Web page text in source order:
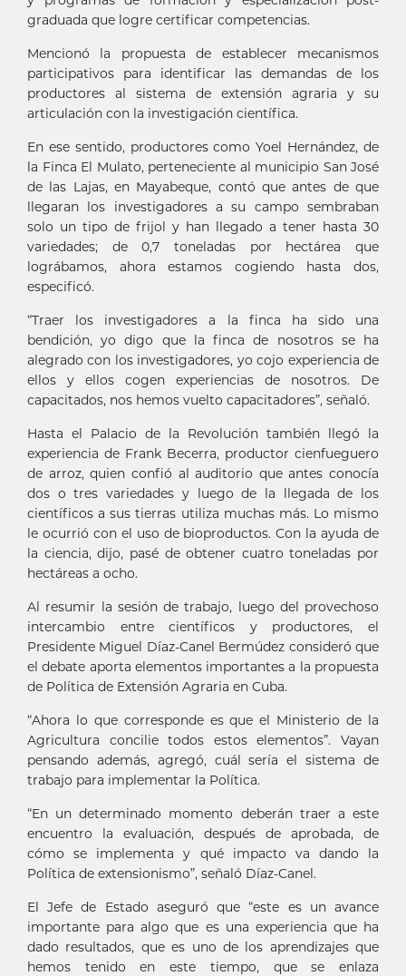
graduada que logre certificar competencias.
Mencionó la propuesta de establecer mecanismos
participativos para identificar las demandas de los
productores al sistema de extensión agraria y su
articulación con la investigación científica.
En ese sentido, productores como Yoel Hernández, de
la Finca El Mulato, perteneciente al municipio San José
de las Lajas, en Mayabeque, contó que antes de que
llegaran los investigadores a su campo sembraban
solo un tipo de frijol y han llegado a tener hasta 30
variedades; de 0,7 toneladas por hectárea que
lográbamos, ahora estamos cogiendo hasta dos,
especificó.
“Traer los investigadores a la finca ha sido una
bendición, yo digo que la finca de nosotros se ha
alegrado con los investigadores, yo cojo experiencia de
ellos y ellos cogen experiencias de nosotros. De
capacitados, nos hemos vuelto capacitadores”, señaló.
Hasta el Palacio de la Revolución también llegó la
experiencia de Frank Becerra, productor cienfueguero
de arroz, quien confió al auditorio que antes conocía
dos o tres variedades y luego de la llegada de los
científicos a sus tierras utiliza muchas más. Lo mismo
le ocurrió con el uso de bioproductos. Con la ayuda de
la ciencia, dijo, pasé de obtener cuatro toneladas por
hectáreas a ocho.
Al resumir la sesión de trabajo, luego del provechoso
intercambio entre científicos y productores, el
Presidente Miguel Díaz-Canel Bermúdez consideró que
el debate aporta elementos importantes a la propuesta
de Política de Extensión Agraria en Cuba.
“Ahora lo que corresponde es que el Ministerio de la
Agricultura concilie todos estos elementos”. Vayan
pensando además, agregó, cuál sería el sistema de
trabajo para implementar la Política.
“En un determinado momento deberán traer a este
encuentro la evaluación, después de aprobada, de
cómo se implementa y qué impacto va dando la
Política de extensionismo”, señaló Díaz-Canel.
El Jefe de Estado aseguró que “este es un avance
importante para algo que es una experiencia que ha
dado resultados, que es uno de los aprendizajes que
hemos tenido en este tiempo, que se enlaza